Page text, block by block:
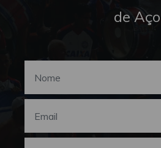
de Aço